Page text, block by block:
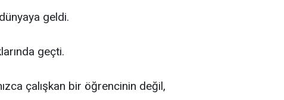
geldi.
geçti.
çalışkan bir öğrencinin değil,